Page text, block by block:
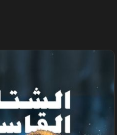
الشتاء القاسي